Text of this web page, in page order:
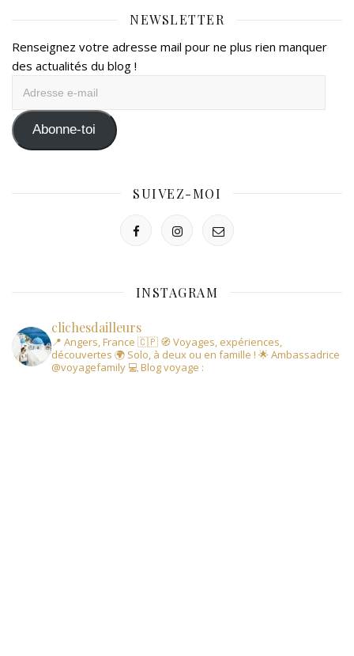
NEWSLETTER
Renseignez votre adresse mail pour ne plus rien manquer
des actualités du blog !
mail Abonne-toi
SUIVEZ-MOI
INSTAGRAM
clichesdailleurs
📍 Angers, France 🇨🇵 🧭 Voyages, expériences,
découvertes 🌍 Solo, à deux ou en famille ! 🌟 Ambassadrice
@voyagefamily 💻 Blog voyage :